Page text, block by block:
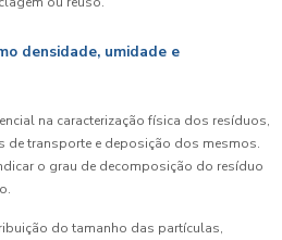
densidade, umidade e
na caracterização física dos resíduos,
de transporte e deposição dos mesmos.
o grau de decomposição do resíduo
do tamanho das partículas,